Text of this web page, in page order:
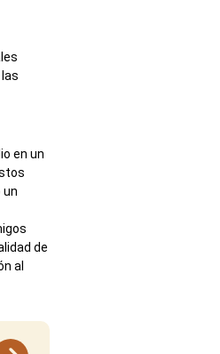
en un
un
de
al